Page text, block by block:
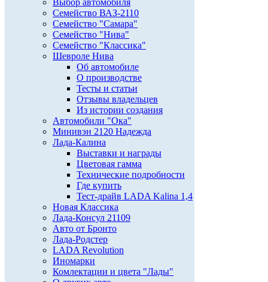
Выбор автомобиля
Семейство ВАЗ-2110
Семейство "Самара"
Семейство "Нива"
Семейство "Классика"
Шевроле Нива
Об автомобиле
О производстве
Тесты и статьи
Отзывы владельцев
Из истории создания
Автомобили "Ока"
Минивэн 2120 Надежда
Лада-Калина
Выставки и награды
Цветовая гамма
Технические подробности
Где купить
Тест-драйв LADA Kalina 1,4
Новая Классика
Лада-Консул 21109
Авто от Бронто
Лада-Родстер
LADA Revolution
Иномарки
Комлектации и цвета "Лады"